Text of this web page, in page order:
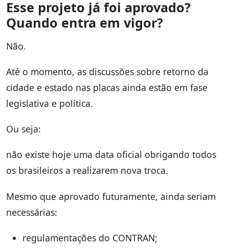
Esse projeto já foi aprovado?
Quando entra em vigor?
Não.
Até o momento, as discussões sobre retorno da
cidade e estado nas placas ainda estão em fase
legislativa e política.
Ou seja:
não existe hoje uma data oficial obrigando todos
os brasileiros a realizarem nova troca.
Mesmo que aprovado futuramente, ainda seriam
necessárias:
regulamentações do CONTRAN;